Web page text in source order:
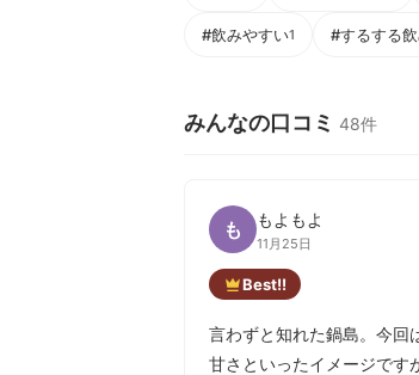
#飲みやすい1 #するする
みんなの口コミ 48件
も もよもよ
11月25日
Best!!
言わずと知れた鍋島。今回
甘さといったイメージです